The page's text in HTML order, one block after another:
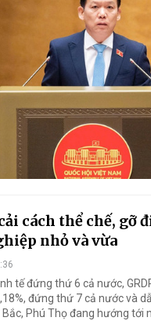
cách thể chế, gỡ
nhỏ và vừa
tế đứng thứ 6 cả nước,
đứng thứ 7 cả nước và
Bắc, Phú Thọ đang hướng tới